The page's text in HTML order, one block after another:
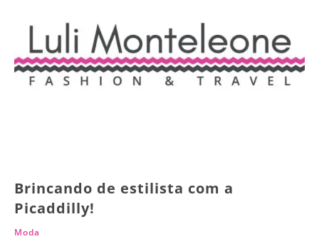
Brincando de estilista com a
Picaddilly!
Moda